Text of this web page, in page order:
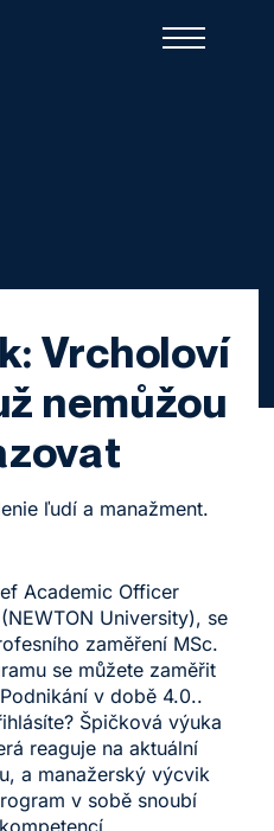
Vrcholoví
nemůžou
ľudí a manažment.
Academic Officer
University), se
zaměření MSc.
se můžete zaměřit
v době 4.0..
Špičková výuka
reaguje na aktuální
a manažerský výcvik
v sobě snoubí